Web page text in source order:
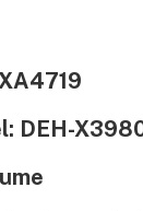
DEH-